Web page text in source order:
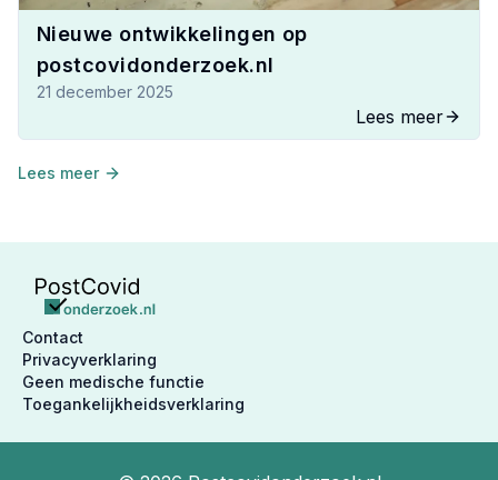
Nieuwe ontwikkelingen op
postcovidonderzoek.nl
21 december 2025
Lees meer
Lees meer
Contact
Privacyverklaring
Geen medische functie
Toegankelijkheidsverklaring